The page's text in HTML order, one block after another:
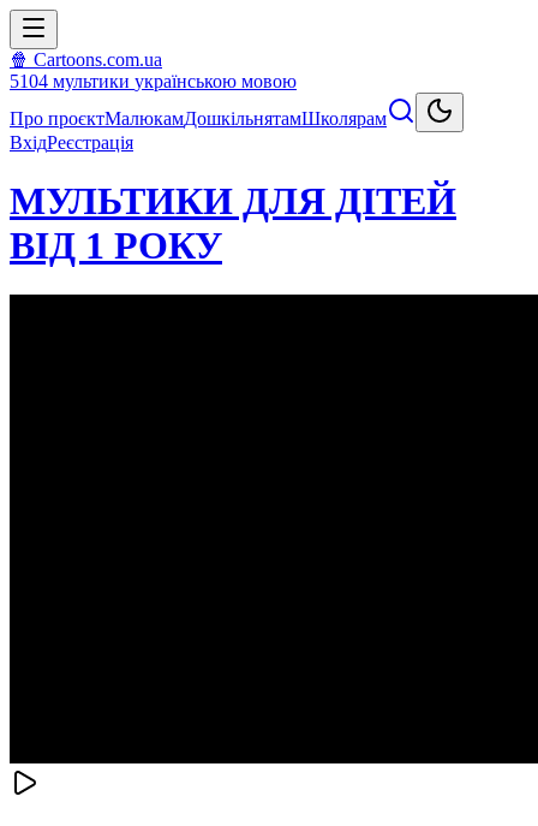
🍿 Cartoons.com.ua
5104 мультики українською мовою
Про проєктМалюкамДошкільнятамШколярам
ВхідРеєстрація
МУЛЬТИКИ ДЛЯ ДІТЕЙ
ВІД 1 РОКУ